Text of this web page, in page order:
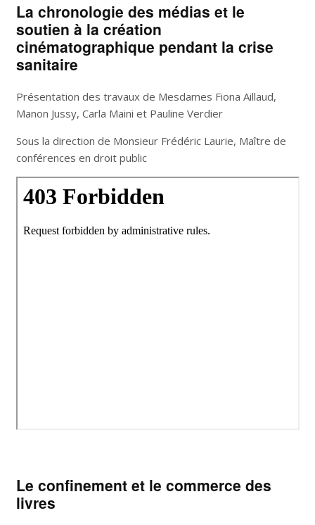
La chronologie des médias et le
soutien à la création
cinématographique pendant la crise
sanitaire
Présentation des travaux de Mesdames Fiona Aillaud,
Manon Jussy, Carla Maini et Pauline Verdier
Sous la direction de Monsieur Frédéric Laurie, Maître de
conférences en droit public
Le confinement et le commerce des
livres